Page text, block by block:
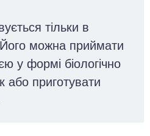
тільки в
можна приймати
у формі біологічно
або приготувати